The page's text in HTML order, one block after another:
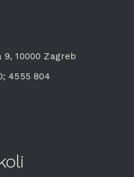
10000 Zagreb
4555 804